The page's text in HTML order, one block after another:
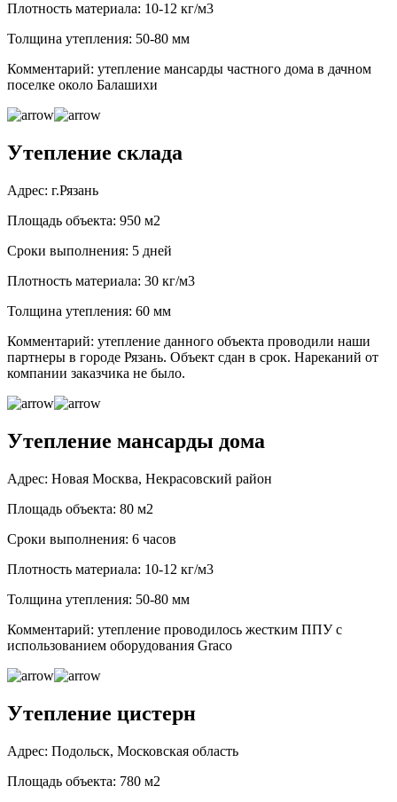
Плотность материала: 10-12 кг/м3
Толщина утепления: 50-80 мм
Комментарий: утепление мансарды частного дома в дачном
поселке около Балашихи
Утепление склада
Адрес: г.Рязань
Площадь объекта: 950 м2
Сроки выполнения: 5 дней
Плотность материала: 30 кг/м3
Толщина утепления: 60 мм
Комментарий: утепление данного объекта проводили наши
партнеры в городе Рязань. Объект сдан в срок. Нареканий от
компании заказчика не было.
Утепление мансарды дома
Адрес: Новая Москва, Некрасовский район
Площадь объекта: 80 м2
Сроки выполнения: 6 часов
Плотность материала: 10-12 кг/м3
Толщина утепления: 50-80 мм
Комментарий: утепление проводилось жестким ППУ с
использованием оборудования Graco
Утепление цистерн
Адрес: Подольск, Московская область
Площадь объекта: 780 м2